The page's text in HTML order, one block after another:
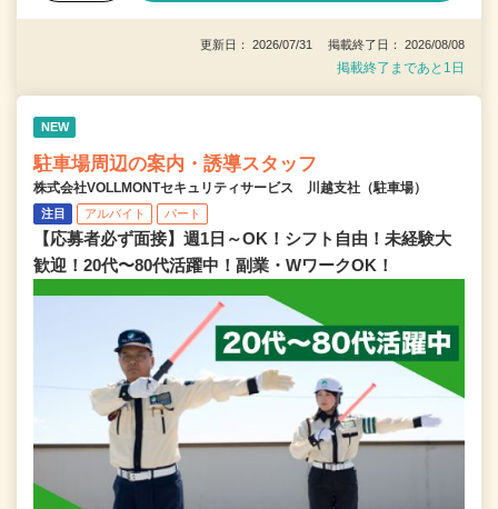
更新日： 2026/07/31 掲載終了日： 2026/08/08
掲載終了まであと1日
NEW
駐車場周辺の案内・誘導スタッフ
株式会社VOLLMONTセキュリティサービス 川越支社（駐車場）
注目 アルバイト パート
【応募者必ず面接】週1日～OK！シフト自由！未経験大
歓迎！20代〜80代活躍中！副業・WワークOK！